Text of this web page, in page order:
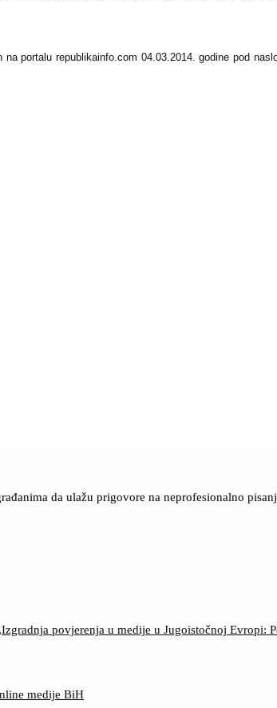
portalu republikainfo.com 04.03.2014. godine pod
da ulažu prigovore na neprofesionalno
povjerenja u medije u Jugoistočnoj Evropi:
medije BiH